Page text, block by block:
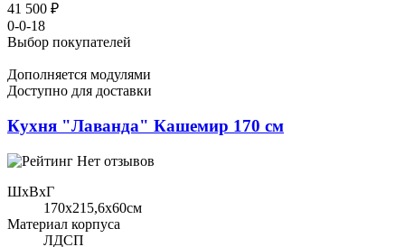
41 500 ₽
0-0-18
Выбор покупателей
Дополняется модулями
Доступно для доставки
Кухня "Лаванда" Кашемир 170 см
Нет отзывов
ШхВхГ
170x215,6х60см
Материал корпуса
ЛДСП